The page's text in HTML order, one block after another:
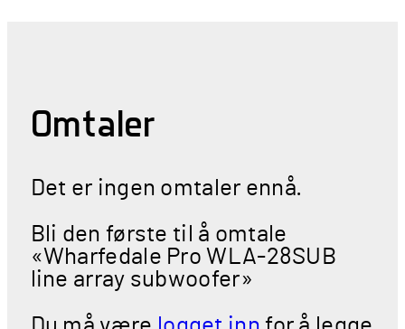
Omtaler
Det er ingen omtaler ennå.
Bli den første til å omtale
«Wharfedale Pro WLA-28SUB
line array subwoofer»